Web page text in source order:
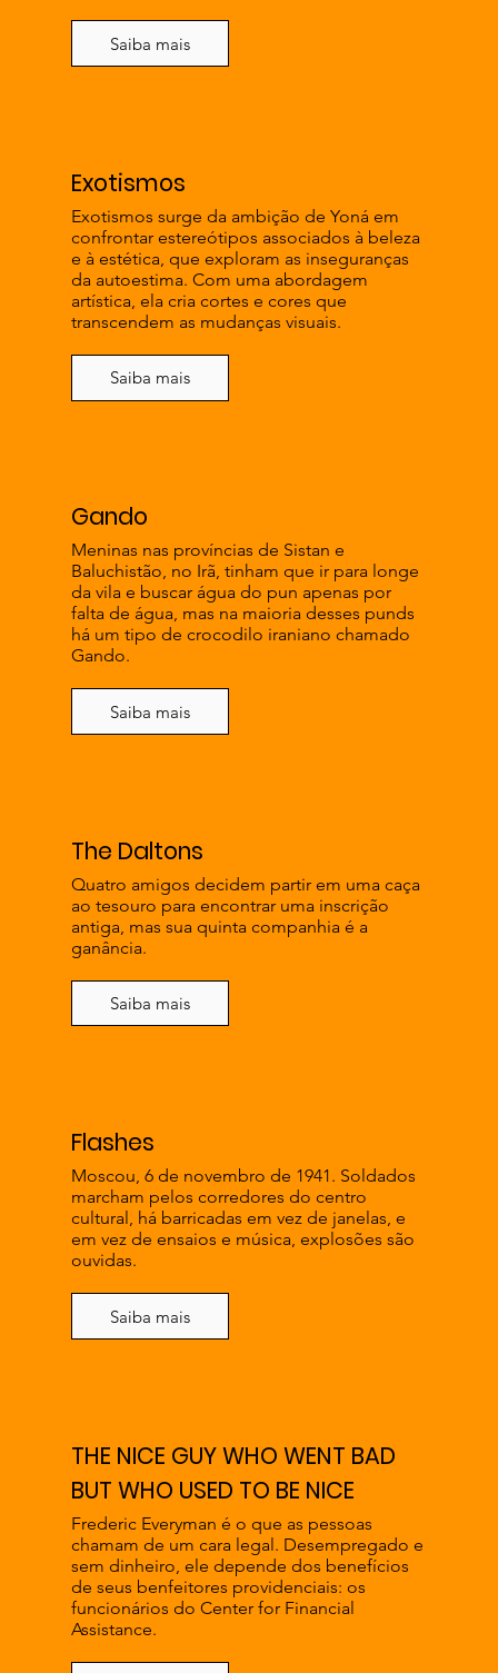
Saiba mais
Exotismos
Exotismos surge da ambição de Yoná em
confrontar estereótipos associados à beleza
e à estética, que exploram as inseguranças
da autoestima. Com uma abordagem
artística, ela cria cortes e cores que
transcendem as mudanças visuais.
Saiba mais
Gando
Meninas nas províncias de Sistan e
Baluchistão, no Irã, tinham que ir para longe
da vila e buscar água do pun apenas por
falta de água, mas na maioria desses punds
há um tipo de crocodilo iraniano chamado
Gando.
Saiba mais
The Daltons
Quatro amigos decidem partir em uma caça
ao tesouro para encontrar uma inscrição
antiga, mas sua quinta companhia é a
ganância.
Saiba mais
Flashes
Moscou, 6 de novembro de 1941. Soldados
marcham pelos corredores do centro
cultural, há barricadas em vez de janelas, e
em vez de ensaios e música, explosões são
ouvidas.
Saiba mais
THE NICE GUY WHO WENT BAD
BUT WHO USED TO BE NICE
Frederic Everyman é o que as pessoas
chamam de um cara legal. Desempregado e
sem dinheiro, ele depende dos benefícios
de seus benfeitores providenciais: os
funcionários do Center for Financial
Assistance.